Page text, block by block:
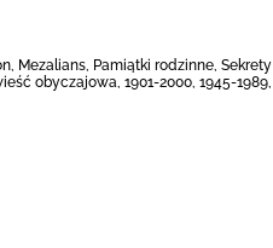
Mezalians, Pamiątki rodzinne, Sekrety
obyczajowa, 1901-2000, 1945-1989,